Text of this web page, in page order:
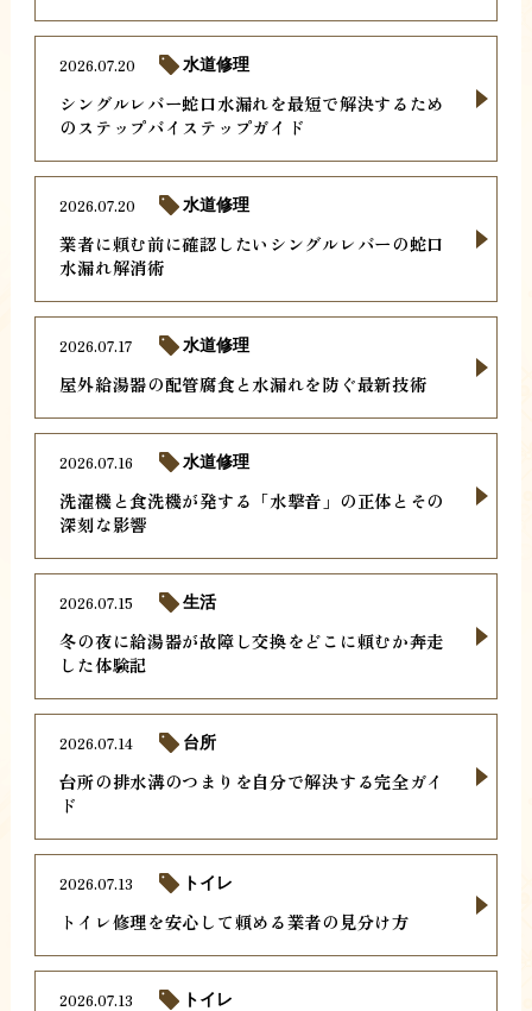
シングルレバー蛇口水漏れを最短で解決するため
のステップバイステップガイド
2026.07.20 水道修理
業者に頼む前に確認したいシングルレバーの蛇口
水漏れ解消術
2026.07.20 水道修理
屋外給湯器の配管腐食と水漏れを防ぐ最新技術
2026.07.17 水道修理
洗濯機と食洗機が発する「水撃音」の正体とその
深刻な影響
2026.07.16 水道修理
冬の夜に給湯器が故障し交換をどこに頼むか奔走
した体験記
2026.07.15 生活
台所の排水溝のつまりを自分で解決する完全ガイ
ド
2026.07.14 台所
トイレ修理を安心して頼める業者の見分け方
2026.07.13 トイレ
2026.07.13 トイレ